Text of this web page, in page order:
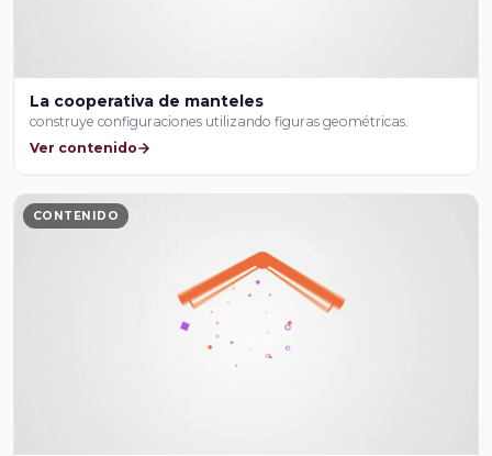
La cooperativa de manteles
construye configuraciones utilizando figuras geométricas.
Ver contenido
CONTENIDO